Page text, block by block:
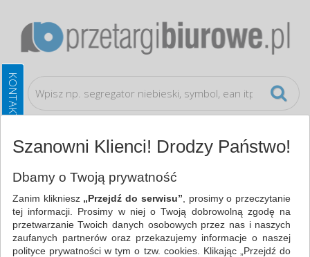
Archiwizacja dokumentów
WSZYSTKIE KATEGORIE
NAJCHĘTNIEJ WYBIERANE
Szanowni Klienci! Drodzy Państwo!
Dbamy o Twoją prywatność
Zanim klikniesz „Przejdź do serwisu” , prosimy o przeczytanie
tej informacji. Prosimy w niej o Twoją dobrowolną zgodę na
przetwarzanie Twoich danych osobowych przez nas i naszych
zaufanych partnerów oraz przekazujemy informacje o naszej
polityce prywatności w tym o tzw. cookies. Klikając „Przejdź do